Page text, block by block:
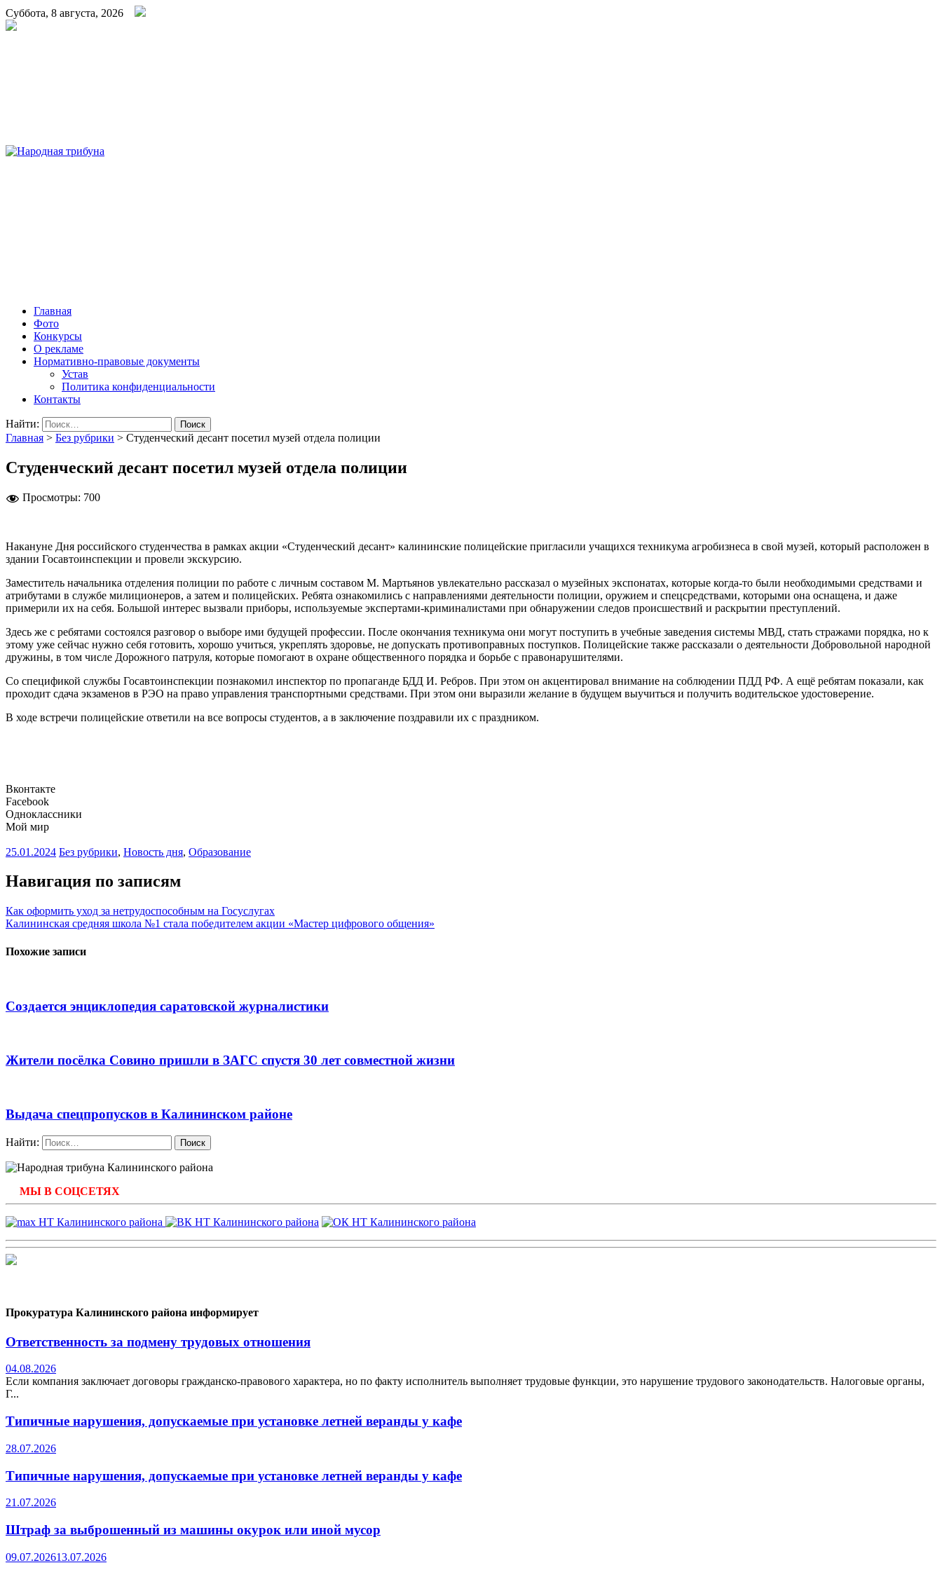
Суббота, 8 августа, 2026
Главная
Фото
Конкурсы
О рекламе
Нормативно-правовые документы
Устав
Политика конфиденциальности
Контакты
Найти:
Главная > Без рубрики > Студенческий десант посетил музей отдела полиции
Студенческий десант посетил музей отдела полиции
Просмотры: 700
Накануне Дня российского студенчества в рамках акции «Студенческий десант» калининские полицейские пригласили учащихся техникума агробизнеса в свой музей, который расположен в
здании Госавтоинспекции и провели экскурсию.
Заместитель начальника отделения полиции по работе с личным составом М. Мартьянов увлекательно рассказал о музейных экспонатах, которые когда-то были необходимыми средствами и
атрибутами в службе милиционеров, а затем и полицейских. Ребята ознакомились с направлениями деятельности полиции, оружием и спецсредствами, которыми она оснащена, и даже
примерили их на себя. Большой интерес вызвали приборы, используемые экспертами-криминалистами при обнаружении следов происшествий и раскрытии преступлений.
Здесь же с ребятами состоялся разговор о выборе ими будущей профессии. После окончания техникума они могут поступить в учебные заведения системы МВД, стать стражами порядка, но к
этому уже сейчас нужно себя готовить, хорошо учиться, укреплять здоровье, не допускать противоправных поступков. Полицейские также рассказали о деятельности Добровольной народной
дружины, в том числе Дорожного патруля, которые помогают в охране общественного порядка и борьбе с правонарушителями.
Со спецификой службы Госавтоинспекции познакомил инспектор по пропаганде БДД И. Ребров. При этом он акцентировал внимание на соблюдении ПДД РФ. А ещё ребятам показали, как
проходит сдача экзаменов в РЭО на право управления транспортными средствами. При этом они выразили желание в будущем выучиться и получить водительское удостоверение.
В ходе встречи полицейские ответили на все вопросы студентов, а в заключение поздравили их с праздником.
Вконтакте
Facebook
Одноклассники
Мой мир
25.01.2024 Без рубрики, Новость дня, Образование
Навигация по записям
Как оформить уход за нетрудоспособным на Госуслугах
Калининская средняя школа №1 стала победителем акции «Мастер цифрового общения»
Похожие записи
Создается энциклопедия саратовской журналистики
Жители посёлка Совино пришли в ЗАГС спустя 30 лет совместной жизни
Выдача спецпропусков в Калининском районе
Найти:
МЫ В СОЦСЕТЯХ
Прокуратура Калининского района информирует
Ответственность за подмену трудовых отношения
04.08.2026
Если компания заключает договоры гражданско-правового характера, но по факту исполнитель выполняет трудовые функции, это нарушение трудового законодательств. Налоговые органы,
Г...
Типичные нарушения, допускаемые при установке летней веранды у кафе
28.07.2026
Типичные нарушения, допускаемые при установке летней веранды у кафе
21.07.2026
Штраф за выброшенный из машины окурок или иной мусор
09.07.202613.07.2026